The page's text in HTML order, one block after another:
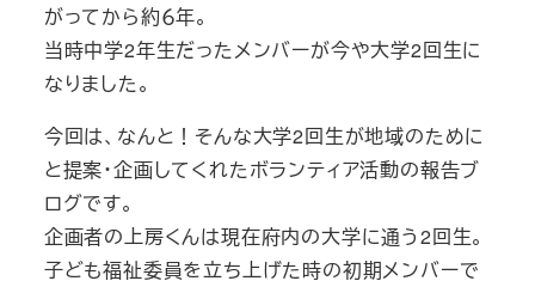
がってから約６年。
当時中学2年生だったメンバーが今や大学2回生に
なりました。
今回は、なんと！そんな大学2回生が地域のために
と提案・企画してくれたボランティア活動の報告ブ
ログです。
企画者の上房くんは現在府内の大学に通う2回生。
子ども福祉委員を立ち上げた時の初期メンバーで